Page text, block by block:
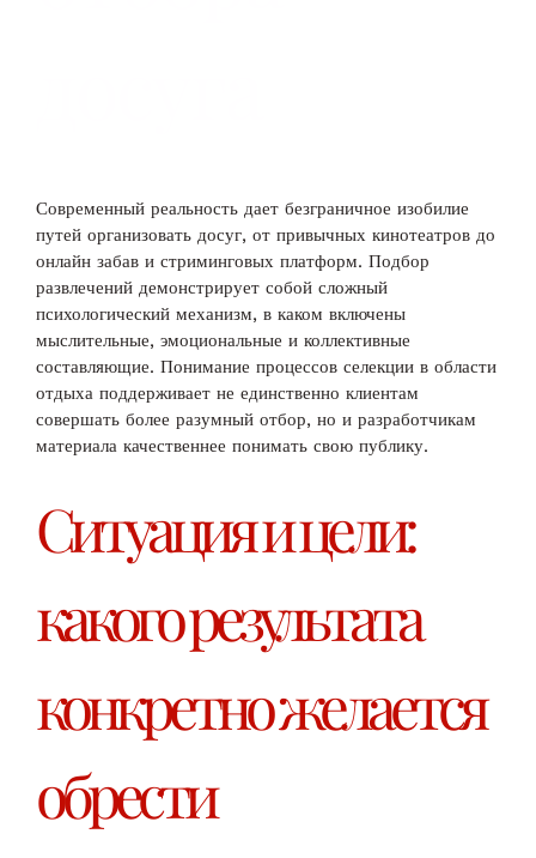
Современный реальность дает безграничное изобилие
путей организовать досуг, от привычных кинотеатров до
онлайн забав и стриминговых платформ. Подбор
развлечений демонстрирует собой сложный
психологический механизм, в каком включены
мыслительные, эмоциональные и коллективные
составляющие. Понимание процессов селекции в области
отдыха поддерживает не единственно клиентам
совершать более разумный отбор, но и разработчикам
материала качественнее понимать свою публику.
Ситуация и цели:
какого результата
конкретно желается
обрести